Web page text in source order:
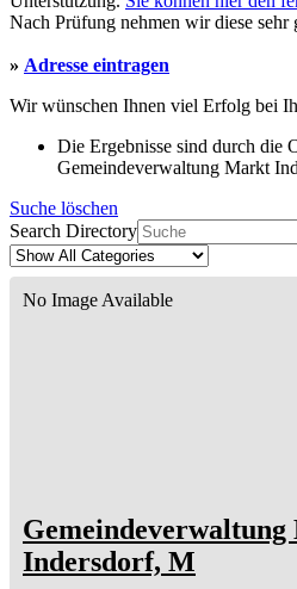
Nach Prüfung nehmen wir diese
» Adresse eintragen
Wir wünschen Ihnen viel Erfolg bei
Die Ergebnisse sind durch die
Gemeindeverwaltung Markt
Suche löschen
Search Directory
No Image Available
Indersdorf, M